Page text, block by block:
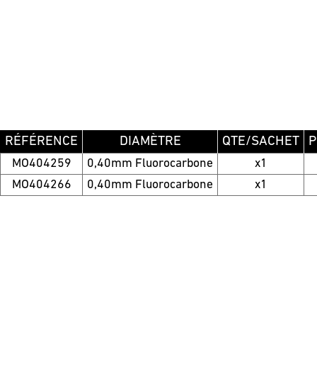
RÉFÉRENCE DIAMÈTRE QTE/SACHET
MO404259 0,40mm Fluorocarbone
x1
MO404266
0,40mm Fluorocarbone x1